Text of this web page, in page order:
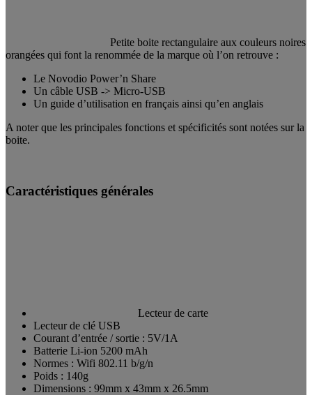
Petite boite rectangulaire aux couleurs noires
orangées qui font la renommée de la marque où l’on retrouve :
Le Novodio Power’n Share
Un câble USB -> Micro-USB
Un guide d’utilisation en français ainsi qu’en anglais
A noter que les principales fonctions et spécificités sont notées sur la
boite.
Caractéristiques générales
Lecteur de carte
Lecteur de clé USB
Courant d’entrée / sortie : 5V/1A
Batterie Li-ion 5200 mAh
Normes : Wifi 802.11 b/g/n
Poids : 140g
Dimensions : 99mm x 43mm x 26.5mm